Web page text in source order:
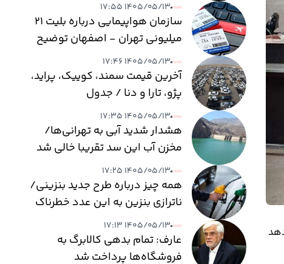
می‌دهد
۱۴۰۵/۰۵/۱۳ ۱۷:۵۵
سازمان هواپیمایی درباره بلیت ۲۱
میلیونی تهران - اصفهان توضیح
داد۱۴۰۵/۰۵/۱۳ ۱۷:۴۶
آخرین قیمت سمند، کوییک، پراید،
پژو، تارا و دنا / جدول
۱۴۰۵/۰۵/۱۳ ۱۷:۳۵
هشدار شدید آبی به تهرانی‌ها/
مخزن آب این سد تقریبا خالی شد
۱۴۰۵/۰۵/۱۳ ۱۷:۲۵
همه چیز درباره طرح جدید بنزینی/
ناترازی بنزین به این عدد خطرناک
می‌رسد
۱۴۰۵/۰۵/۱۳ ۱۷:۱۳
عارف: تمام بدهی کالابرگ به
فروشگاه‌ها پرداخت شد